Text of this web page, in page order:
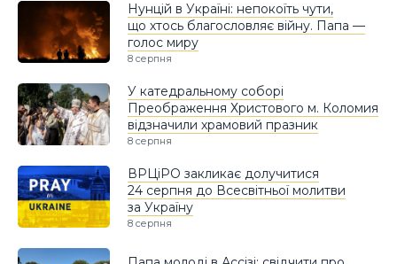
Нунцій в Україні: непокоїть чути,
що хтось благословляє війну. Папа —
голос миру
8 серпня
У катедральному соборі
Преображення Христового м. Коломия
відзначили храмовий празник
8 серпня
ВРЦіРО закликає долучитися
24 серпня до Всесвітньої молитви
за Україну
8 серпня